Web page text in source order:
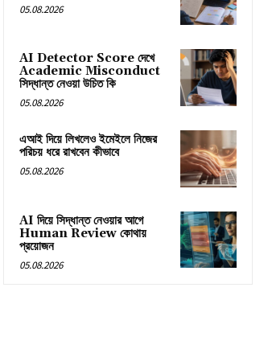
05.08.2026
AI Detector Score দেখে
Academic Misconduct
সিদ্ধান্ত নেওয়া উচিত কি
05.08.2026
এআই দিয়ে লিখলেও ইমেইলে নিজের
পরিচয় ধরে রাখবেন কীভাবে
05.08.2026
AI দিয়ে সিদ্ধান্ত নেওয়ার আগে
Human Review কোথায়
প্রয়োজন
05.08.2026